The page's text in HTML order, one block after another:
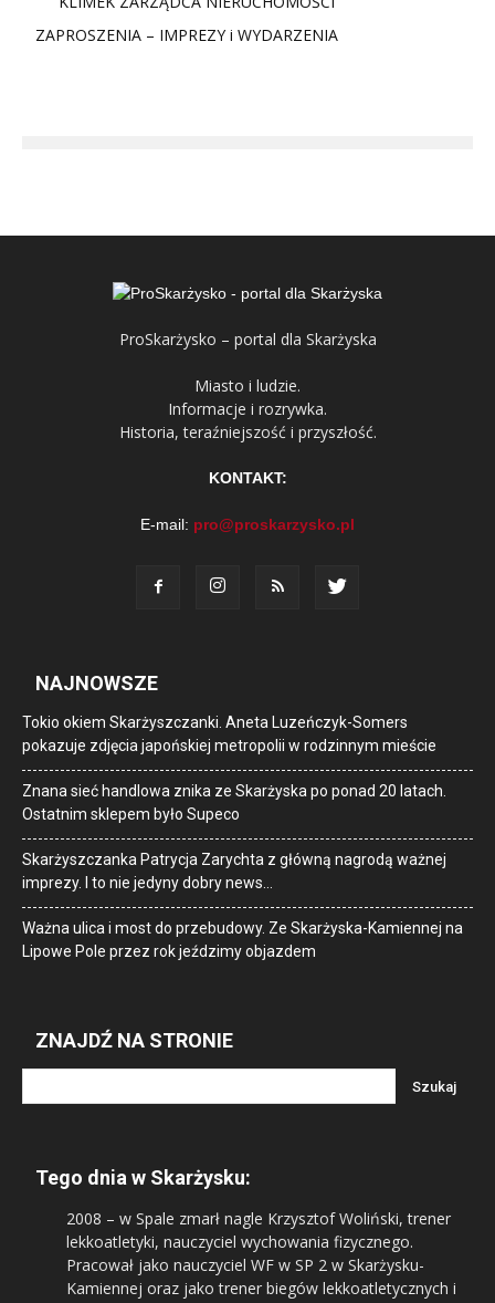
ZAPROSZENIA – IMPREZY i WYDARZENIA
ProSkarżysko – portal dla Skarżyska
Miasto i ludzie.
Informacje i rozrywka.
Historia, teraźniejszość i przyszłość.
KONTAKT:
E-mail: pro@proskarzysko.pl
NAJNOWSZE
Tokio okiem Skarżyszczanki. Aneta Luzeńczyk-Somers
pokazuje zdjęcia japońskiej metropolii w rodzinnym mieście
Znana sieć handlowa znika ze Skarżyska po ponad 20 latach.
Ostatnim sklepem było Supeco
Skarżyszczanka Patrycja Zarychta z główną nagrodą ważnej
imprezy. I to nie jedyny dobry news…
Ważna ulica i most do przebudowy. Ze Skarżyska-Kamiennej na
Lipowe Pole przez rok jeździmy objazdem
ZNAJDŹ NA STRONIE
Tego dnia w Skarżysku:
2008 – w Spale zmarł nagle Krzysztof Woliński, trener
lekkoatletyki, nauczyciel wychowania fizycznego.
Pracował jako nauczyciel WF w SP 2 w Skarżysku-
Kamiennej oraz jako trener biegów lekkoatletycznych i